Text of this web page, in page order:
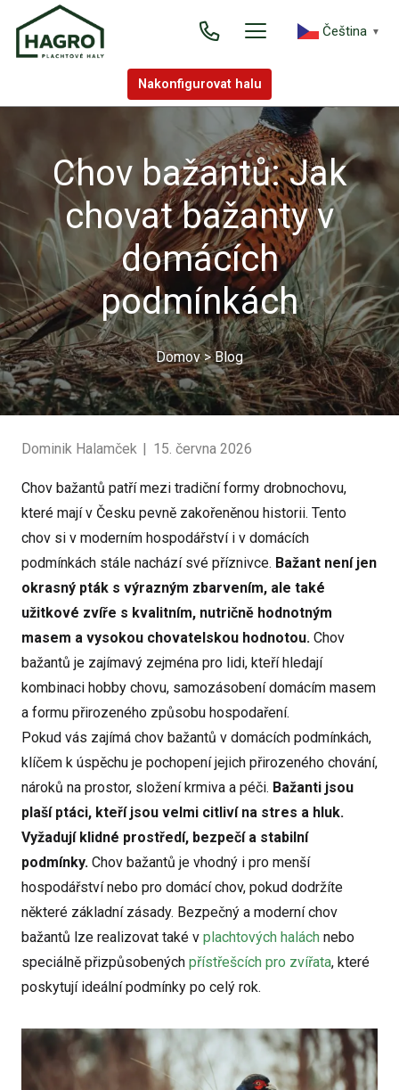
Čeština‎ ▼
Nakonfigurovat halu
Chov bažantů: Jak
chovat bažanty v
domácích
podmínkách
Domov>Blog
Dominik Halamček 15. června 2026
Chov bažantů patří mezi tradiční formy drobnochovu,
které mají v Česku pevně zakořeněnou historii. Tento
chov si v moderním hospodářství i v domácích
podmínkách stále nachází své příznivce. Bažant není jen
okrasný pták s výrazným zbarvením, ale také
užitkové zvíře s kvalitním, nutričně hodnotným
masem a vysokou chovatelskou hodnotou. Chov
bažantů je zajímavý zejména pro lidi, kteří hledají
kombinaci hobby chovu, samozásobení domácím masem
a formu přirozeného způsobu hospodaření.
Pokud vás zajímá chov bažantů v domácích podmínkách,
klíčem k úspěchu je pochopení jejich přirozeného chování,
nároků na prostor, složení krmiva a péči. Bažanti jsou
plaší ptáci, kteří jsou velmi citliví na stres a hluk.
Vyžadují klidné prostředí, bezpečí a stabilní
podmínky. Chov bažantů je vhodný i pro menší
hospodářství nebo pro domácí chov, pokud dodržíte
některé základní zásady. Bezpečný a moderní chov
bažantů lze realizovat také v plachtových halách nebo
speciálně přizpůsobených přístřešcích pro zvířata, které
poskytují ideální podmínky po celý rok.